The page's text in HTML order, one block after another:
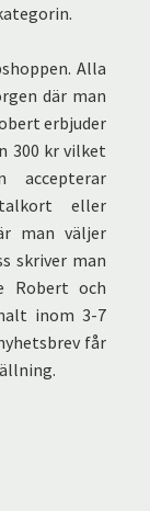
Alla
där man
erbjuder
300 kr vilket
accepterar
eller
man väljer
skriver man
Robert och
inom 3-7
får